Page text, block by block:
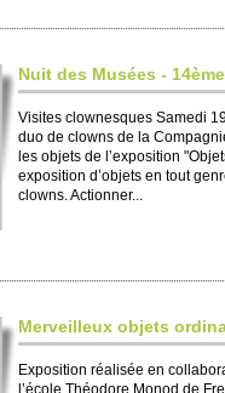
Nuit des Musées -
Visites clownesques Samedi
duo de clowns de la
les objets de l’exposition
exposition d’objets en tout
clowns. Actionner...
Merveilleux objets
Exposition réalisée en